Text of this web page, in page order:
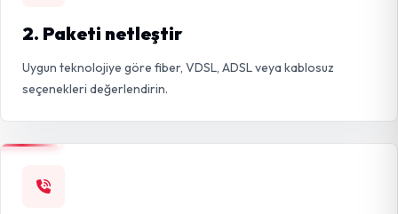
2. Paketi netleştir
Uygun teknolojiye göre fiber, VDSL, ADSL veya kablosuz
seçenekleri değerlendirin.